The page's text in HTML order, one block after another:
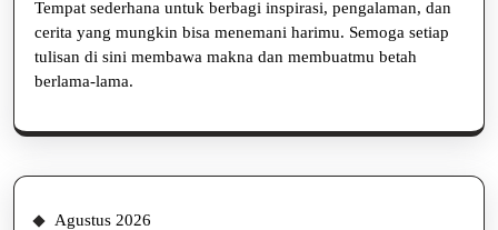
Tempat sederhana untuk berbagi inspirasi, pengalaman, dan
cerita yang mungkin bisa menemani harimu. Semoga setiap
tulisan di sini membawa makna dan membuatmu betah
berlama-lama.
Agustus 2026